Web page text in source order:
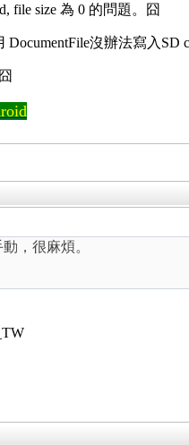
file size 為 0 的問題。囧
沒辦法寫入SD
，很麻煩。